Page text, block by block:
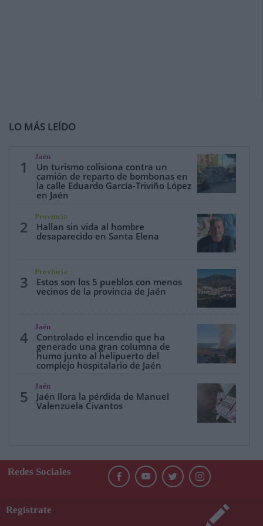
LO MÁS LEÍDO
1
Jaén
Un turismo colisiona contra un
camión de reparto de bombonas en
la calle Eduardo García-Triviño López
en Jaén
2
Provincia
Hallan sin vida al hombre
desaparecido en Santa Elena
3
Provincia
Estos son los 5 pueblos con menos
vecinos de la provincia de Jaén
4
Jaén
Controlado el incendio que ha
generado una gran columna de
humo junto al helipuerto del
complejo hospitalario de Jaén
5
Jaén
Jaén llora la pérdida de Manuel
Valenzuela Civantos
Redes Sociales
Regístrate